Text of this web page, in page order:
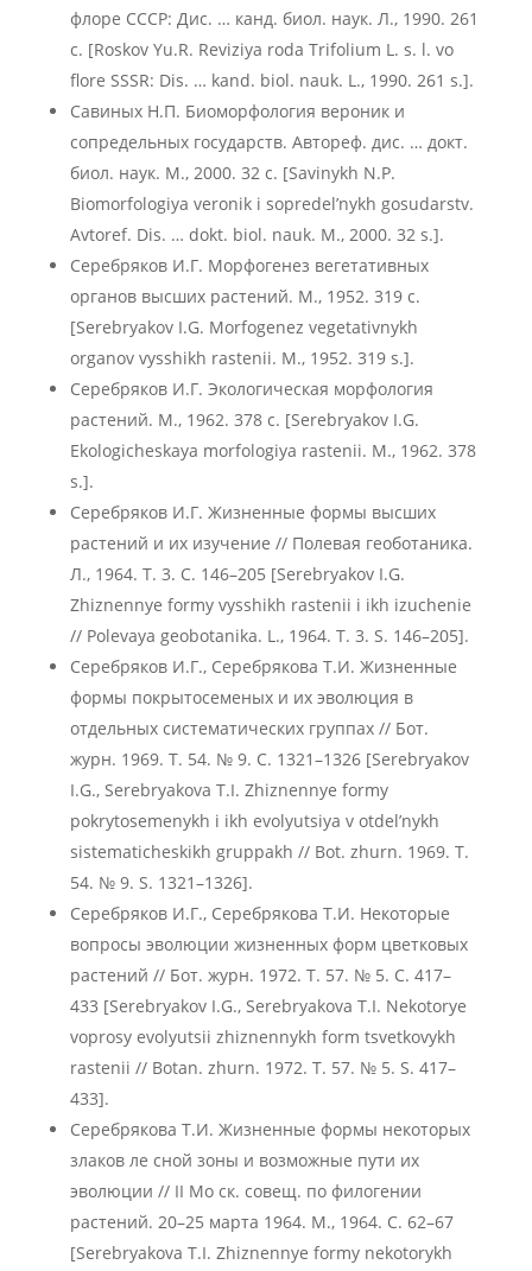
флоре СССР: Дис. … канд. биол. наук. Л., 1990. 261
с. [Roskov Yu.R. Reviziya roda Trifolium L. s. l. vo
flore SSSR: Dis. … kand. biol. nauk. L., 1990. 261 s.].
Савиных Н.П. Биоморфология вероник и
сопредельных государств. Автореф. дис. … докт.
биол. наук. М., 2000. 32 с. [Savinykh N.P.
Biomorfologiya veronik i sopredel’nykh gosudarstv.
Avtoref. Dis. … dokt. biol. nauk. M., 2000. 32 s.].
Серебряков И.Г. Морфогенез вегетативных
органов высших растений. М., 1952. 319 с.
[Serebryakov I.G. Morfogenez vegetativnykh
organov vysshikh rastenii. M., 1952. 319 s.].
Серебряков И.Г. Экологическая морфология
растений. М., 1962. 378 с. [Serebryakov I.G.
Ekologicheskaya morfologiya rastenii. M., 1962. 378
s.].
Серебряков И.Г. Жизненные формы высших
растений и их изучение // Полевая геоботаника.
Л., 1964. Т. 3. С. 146–205 [Serebryakov I.G.
Zhiznennye formy vysshikh rastenii i ikh izuchenie
// Polevaya geobotanika. L., 1964. T. 3. S. 146–205].
Серебряков И.Г., Серебрякова Т.И. Жизненные
формы покрытосеменых и их эволюция в
отдельных систематических группах // Бот.
журн. 1969. Т. 54. № 9. С. 1321–1326 [Serebryakov
I.G., Serebryakova T.I. Zhiznennye formy
pokrytosemenykh i ikh evolyutsiya v otdel’nykh
sistematicheskikh gruppakh // Bot. zhurn. 1969. T.
54. № 9. S. 1321–1326].
Серебряков И.Г., Серебрякова Т.И. Некоторые
вопросы эволюции жизненных форм цветковых
растений // Бот. журн. 1972. Т. 57. № 5. С. 417–
433 [Serebryakov I.G., Serebryakova T.I. Nekotorye
voprosy evolyutsii zhiznennykh form tsvetkovykh
rastenii // Botan. zhurn. 1972. T. 57. № 5. S. 417–
433].
Серебрякова Т.И. Жизненные формы некоторых
злаков ле сной зоны и возможные пути их
эволюции // II Мо ск. совещ. по филогении
растений. 20–25 марта 1964. М., 1964. С. 62–67
[Serebryakova T.I. Zhiznennye formy nekotorykh